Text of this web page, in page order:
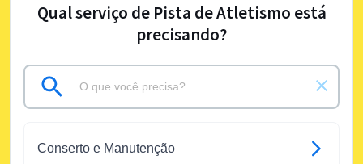
Qual serviço de Pista de Atletismo está
precisando?
Conserto e Manutenção